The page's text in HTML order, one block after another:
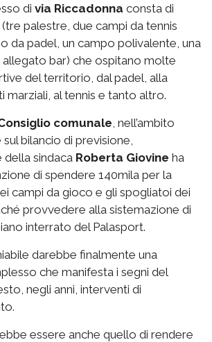
di via Riccadonna consta di
palestre, due campi da tennis
da padel, un campo polivalente, una
bar) che ospitano molte
del territorio, dal padel, alla
marziali, al tennis e tanto altro.
comunale , nell’ambito
bilancio di previsione,
della sindaca Roberta Giovine ha
di spendere 140mila per la
campi da gioco e gli spogliatoi dei
provvedere alla sistemazione di
interrato del Palasport.
darebbe finalmente una
che manifesta i segni del
negli anni, interventi di
essere anche quello di rendere